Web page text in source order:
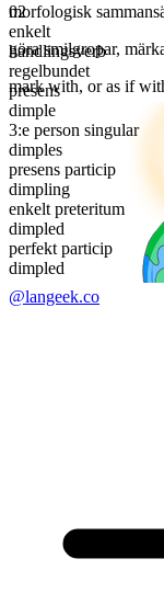
morfologisk
enkelt
handlingsverb
regelbundet
presens
dimple
3:e person singular
dimples
presens particip
dimpling
enkelt preteritum
dimpled
perfekt particip
dimpled
02
göra smilgropar,
mark with, or as if
@langeek.co